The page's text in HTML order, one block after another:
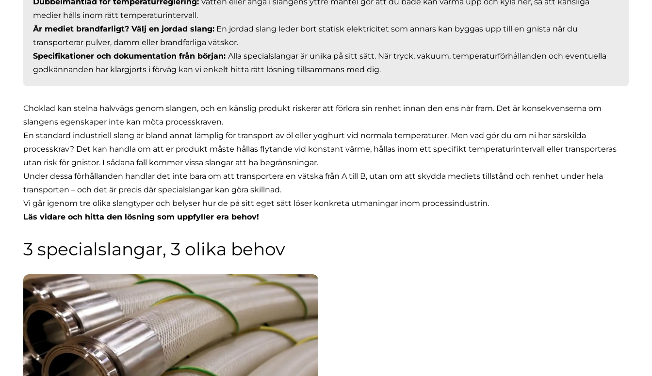
medier hålls inom rätt temperaturintervall.
Är mediet brandfarligt? Välj en jordad slang: En jordad slang leder bort statisk elektricitet som annars kan byggas upp till en gnista när du
transporterar pulver, damm eller brandfarliga vätskor.
Specifikationer och dokumentation från början: Alla specialslangar är unika på sitt sätt. När tryck, vakuum, temperaturförhållanden och eventuella
godkännanden har klargjorts i förväg kan vi enkelt hitta rätt lösning tillsammans med dig.
Choklad kan stelna halvvägs genom slangen, och en känslig produkt riskerar att förlora sin renhet innan den ens når fram. Det är konsekvenserna om
slangens egenskaper inte kan möta processkraven.
En standard industriell slang är bland annat lämplig för transport av öl eller yoghurt vid normala temperaturer. Men vad gör du om ni har särskilda
processkrav? Det kan handla om att er produkt måste hållas flytande vid konstant värme, hållas inom ett specifikt temperaturintervall eller transporteras
utan risk för gnistor. I sådana fall kommer vissa slangar att ha begränsningar.
Under dessa förhållanden handlar det inte bara om att transportera en vätska från A till B, utan om att skydda mediets tillstånd och renhet under hela
transporten – och det är precis där specialslangar kan göra skillnad.
Vi går igenom tre olika slangtyper och belyser hur de på sitt eget sätt löser konkreta utmaningar inom processindustrin.
Läs vidare och hitta den lösning som uppfyller era behov!
3 specialslangar, 3 olika behov